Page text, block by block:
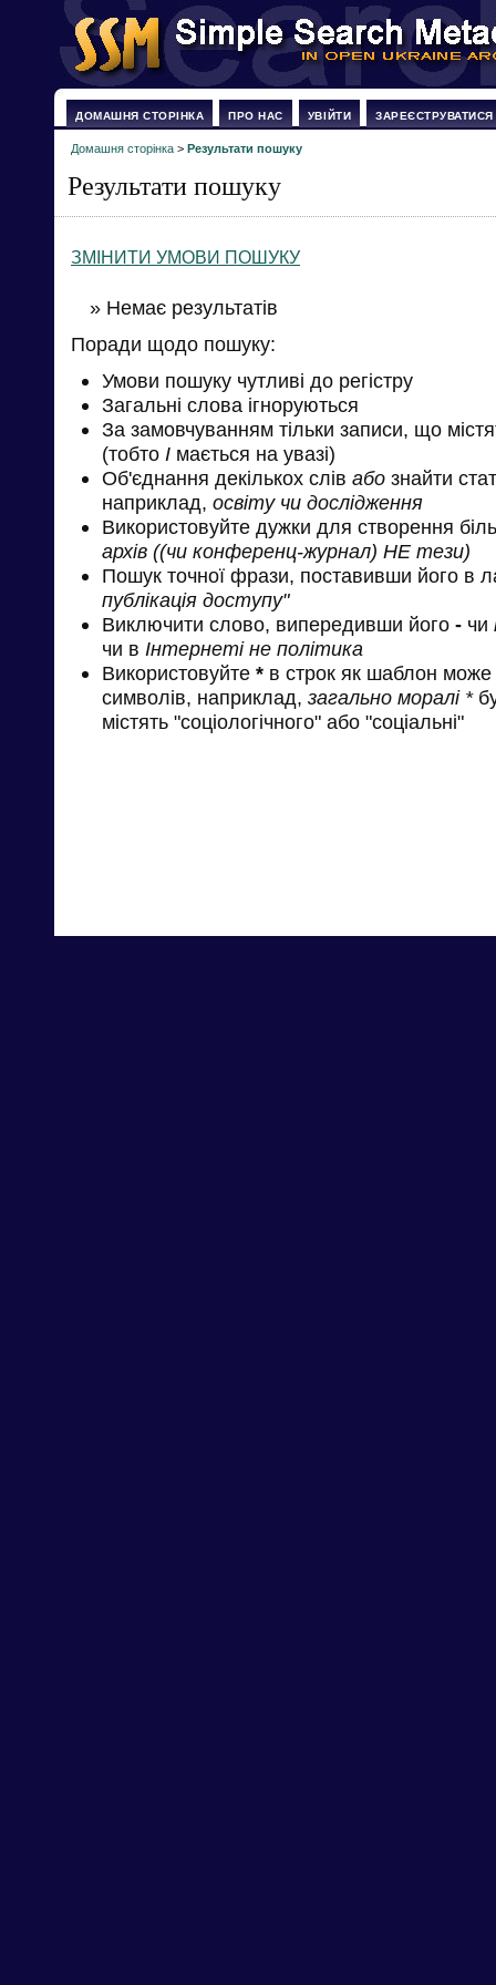
ДОМАШНЯ СТОРІНКА ПРО НАС УВІЙТИ ЗАРЕЄСТРУВАТИСЯ
Домашня сторінка > Результати пошуку
Результати пошуку
ЗМІНИТИ УМОВИ ПОШУКУ
» Немає результатів
Поради щодо пошуку:
Умови пошуку чутливі до регістру
Загальні слова ігноруються
За замовчуванням тільки записи, що
(тобто І мається на увазі)
Об'єднання декількох слів або знайти
наприклад, освіту чи дослідження
Використовуйте дужки для створення
архів ((чи конференц-журнал) НЕ тези)
Пошук точної фрази, поставивши його в
публікація доступу"
Виключити слово, випередивши його - чи
чи в Інтернеті не політика
Використовуйте * в строк як шаблон може
символів, наприклад, загально моралі *
містять "соціологічного" або "соціальні"